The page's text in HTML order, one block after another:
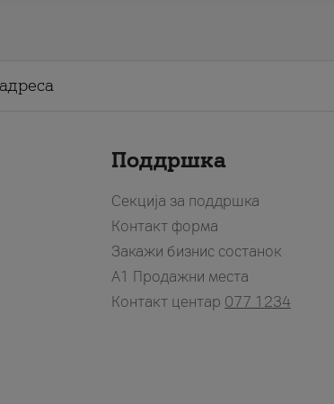
Поддршка
Секција за поддршка
Контакт форма
Закажи бизнис состанок
A1 Продажни места
Контакт центар 077 1234